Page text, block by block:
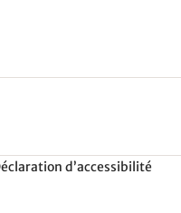
d’accessibilité